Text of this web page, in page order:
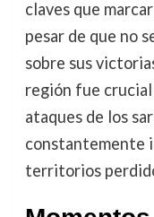
claves que
pesar de que no
sobre sus
región fue
ataques de los
constantemente
territorios